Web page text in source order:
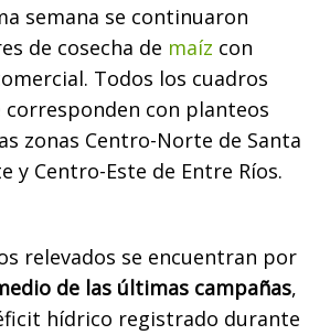
semana se continuaron
de cosecha de maíz con
Todos los cuadros
corresponden con planteos
zonas Centro-Norte de Santa
y Centro-Este de Entre Ríos.
relevados se encuentran por
de las últimas campañas,
hídrico registrado durante